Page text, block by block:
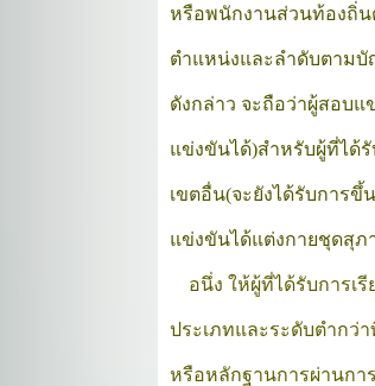
หรือพนักงานส่วนท้องถิ่น
ตำแหน่งและลำดับตามบั
ดังกล่าว จะถือว่าผู้สอบ
แข่งขันได้)สำหรับผู้ที่ได้
เขตอื่น(จะยังได้รับการ
แข่งขันได้แต่งกายชุดสุภ
อนึ่ง ให้ผู้ที่ได้รับการเรี
ประเภทและระดับตำกว่
หรือหลักฐานการผ่านกา